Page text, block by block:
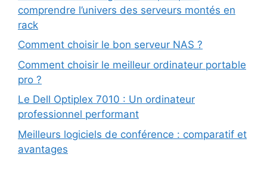
comprendre l’univers des serveurs montés en
rack
Comment choisir le bon serveur NAS ?
Comment choisir le meilleur ordinateur portable
pro ?
Le Dell Optiplex 7010 : Un ordinateur
professionnel performant
Meilleurs logiciels de conférence : comparatif et
avantages